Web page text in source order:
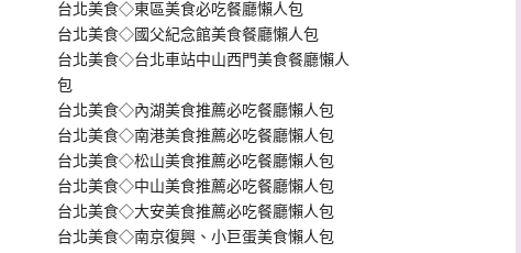
台北美食◇東區美食必吃餐廳懶人包
台北美食◇國父紀念館美食餐廳懶人包
台北美食◇台北車站中山西門美食餐廳懶人
包
台北美食◇內湖美食推薦必吃餐廳懶人包
台北美食◇南港美食推薦必吃餐廳懶人包
台北美食◇松山美食推薦必吃餐廳懶人包
台北美食◇中山美食推薦必吃餐廳懶人包
台北美食◇大安美食推薦必吃餐廳懶人包
台北美食◇南京復興、小巨蛋美食懶人包